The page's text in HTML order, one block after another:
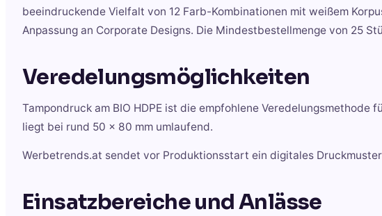
beeindruckende Vielfalt von 12 Farb-Kombinationen mit weißem
Anpassung an Corporate Designs. Die Mindestbestellmenge von 25
Veredelungsmöglichkeiten
Tampondruck am BIO HDPE ist die empfohlene
liegt bei rund 50 x 80 mm umlaufend.
Werbetrends.at sendet vor Produktionsstart ein digitales
Einsatzbereiche und Anlässe